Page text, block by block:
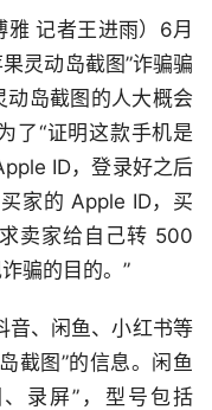
记者王进雨）6月
灵动岛截图”诈骗骗
动岛截图的人大概会
了“证明这款手机是
ID，登录好之后
家的 Apple ID，买
卖家给自己转 500
骗的目的。”
音、闲鱼、小红书等
截图”的信息。闲鱼
录屏”，型号包括